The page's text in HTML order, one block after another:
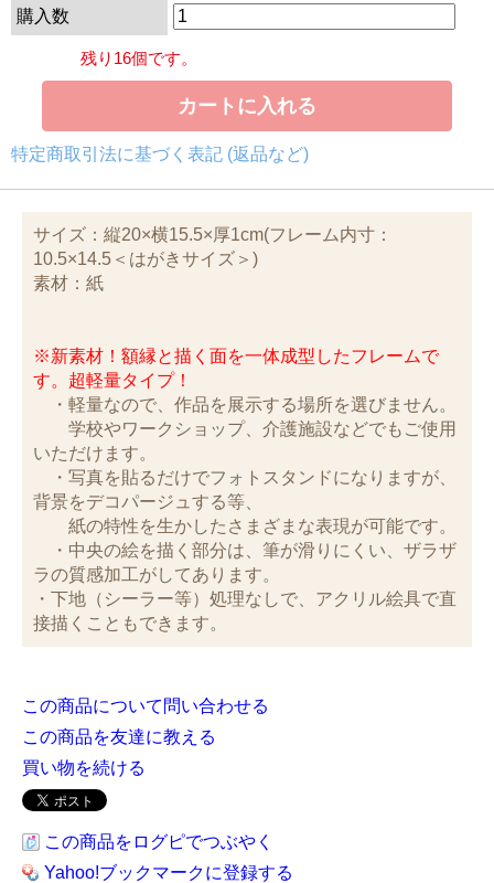
購入数
残り16個です。
特定商取引法に基づく表記 (返品など)
サイズ：縦20×横15.5×厚1cm(フレーム内寸：
10.5×14.5＜はがきサイズ＞)
素材：紙
※新素材！額縁と描く面を一体成型したフレームで
す。超軽量タイプ！
・軽量なので、作品を展示する場所を選びません。
学校やワークショップ、介護施設などでもご使用
いただけます。
・写真を貼るだけでフォトスタンドになりますが、
背景をデコパージュする等、
紙の特性を生かしたさまざまな表現が可能です。
・中央の絵を描く部分は、筆が滑りにくい、ザラザ
ラの質感加工がしてあります。
・下地（シーラー等）処理なしで、アクリル絵具で直
接描くこともできます。
この商品について問い合わせる
この商品を友達に教える
買い物を続ける
この商品をログピでつぶやく
Yahoo!ブックマークに登録する